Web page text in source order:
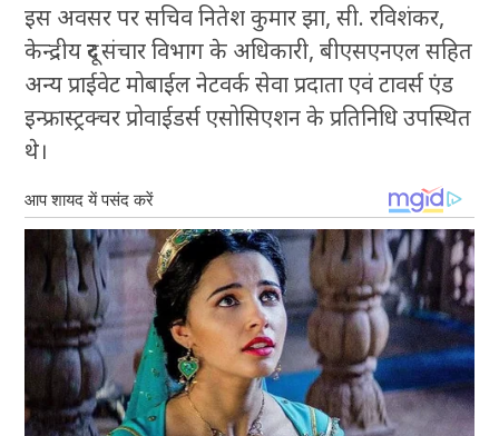
इस अवसर पर सचिव नितेश कुमार झा, सी. रविशंकर,
केन्द्रीय दूर संचार विभाग के अधिकारी, बीएसएनएल सहित
अन्य प्राईवेट मोबाईल नेटवर्क सेवा प्रदाता एवं टावर्स एंड
इन्फ्रास्ट्रक्चर प्रोवाईडर्स एसोसिएशन के प्रतिनिधि उपस्थित
थे।